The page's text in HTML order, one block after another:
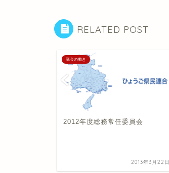
RELATED POST
議会の動き
2012年度総務常任委員会
2013年3月22日